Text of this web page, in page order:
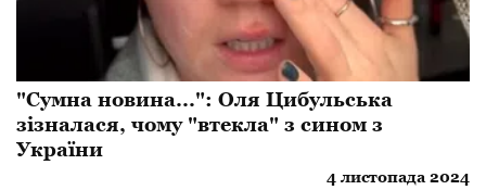
"Сумна новина...": Оля Цибульська
зізналася, чому "втекла" з сином з
України
4 листопада 2024